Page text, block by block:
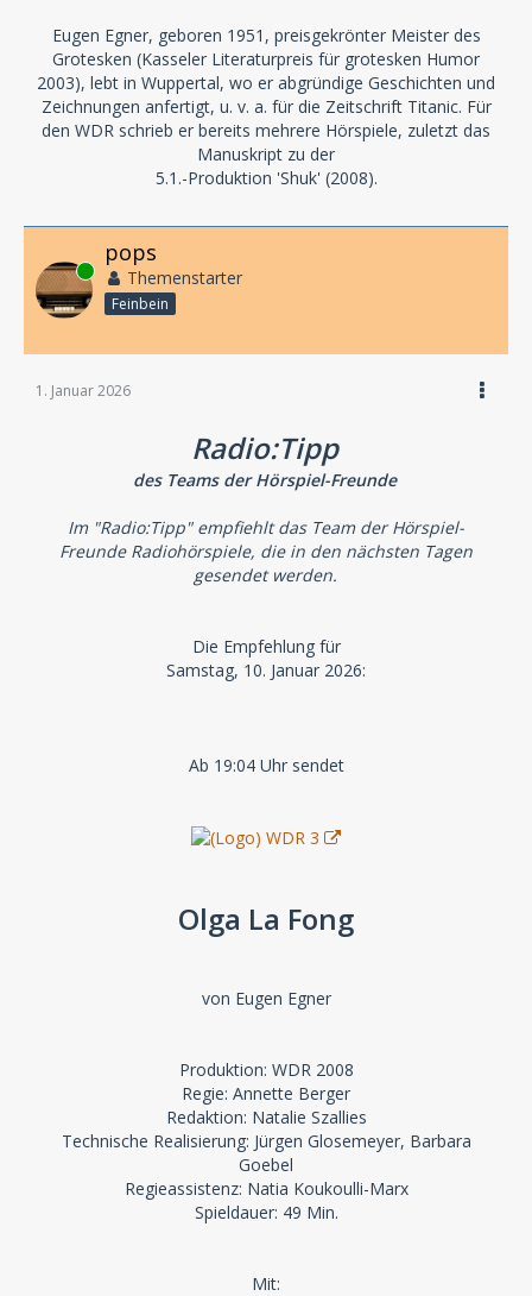
Eugen Egner, geboren 1951, preisgekrönter Meister des
Grotesken (Kasseler Literaturpreis für grotesken Humor
2003), lebt in Wuppertal, wo er abgründige Geschichten und
Zeichnungen anfertigt, u. v. a. für die Zeitschrift Titanic. Für
den WDR schrieb er bereits mehrere Hörspiele, zuletzt das
Manuskript zu der
5.1.-Produktion 'Shuk' (2008).
Online
pops
Themenstarter
Feinbein
1. Januar 2026
Radio:Tipp
des Teams der Hörspiel-Freunde
Im "Radio:Tipp" empfiehlt das Team der Hörspiel-
Freunde Radiohörspiele, die in den nächsten Tagen
gesendet werden.
Die Empfehlung für
Samstag, 10. Januar 2026:
Ab 19:04 Uhr sendet
Olga La Fong
von Eugen Egner
Produktion: WDR 2008
Regie: Annette Berger
Redaktion: Natalie Szallies
Technische Realisierung: Jürgen Glosemeyer, Barbara
Goebel
Regieassistenz: Natia Koukoulli-Marx
Spieldauer: 49 Min.
Mit: